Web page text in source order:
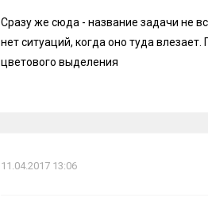
Сразу же сюда - название задачи не
нет ситуаций, когда оно туда
цветового выделения
11.04.2017 13:06